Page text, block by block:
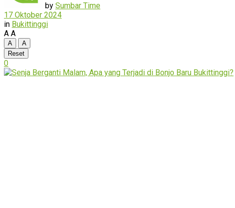
by Sumbar Time
17 Oktober 2024
in Bukittinggi
A A
A
A
Reset
0